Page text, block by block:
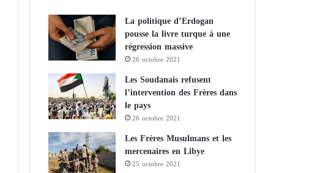
La politique d’Erdogan
pousse la livre turque à une
régression massive
26 octobre 2021
Les Soudanais refusent
l’intervention des Frères dans
le pays
26 octobre 2021
Les Frères Musulmans et les
mercenaires en Libye
25 octobre 2021